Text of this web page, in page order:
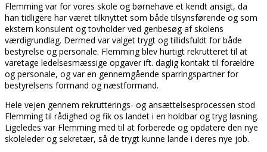
Flemming var for vores skole og børnehave et kendt ansigt, da
han tidligere har været tilknyttet som både tilsynsførende og som
ekstern konsulent og tovholder ved genbesøg af skolens
værdigrundlag. Dermed var valget trygt og tillidsfuldt for både
bestyrelse og personale. Flemming blev hurtigt rekrutteret til at
varetage ledelsesmæssige opgaver ift. daglig kontakt til forældre
og personale, og var en gennemgående sparringspartner for
bestyrelsens formand og næstformand.
Hele vejen gennem rekrutterings- og ansættelsesprocessen stod
Flemming til rådighed og fik os landet i en holdbar og tryg løsning.
Ligeledes var Flemming med til at forberede og opdatere den nye
skoleleder og sekretær, så de trygt kunne lande i deres nye job.